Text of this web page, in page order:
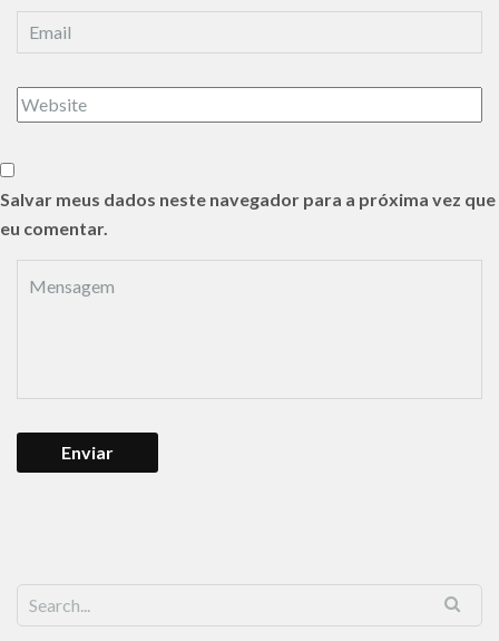
Salvar meus dados neste navegador para a próxima vez que
eu comentar.